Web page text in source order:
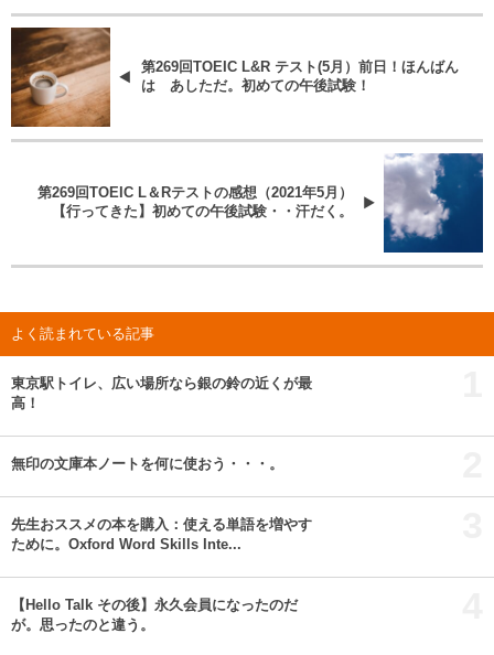
第269回TOEIC L&R テスト(5月）前日！ほんばん
は あしただ。初めての午後試験！
第269回TOEIC L＆Rテストの感想（2021年5月）
【行ってきた】初めての午後試験・・汗だく。
よく読まれている記事
東京駅トイレ、広い場所なら銀の鈴の近くが最
高！
無印の文庫本ノートを何に使おう・・・。
先生おススメの本を購入：使える単語を増やす
ために。Oxford Word Skills Inte...
【Hello Talk その後】永久会員になったのだ
が。思ったのと違う。